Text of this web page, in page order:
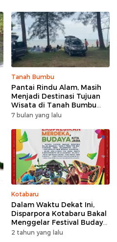
Tanah Bumbu
Pantai Rindu Alam, Masih
Menjadi Destinasi Tujuan
Wisata di Tanah Bumbu
dengan Rindangnya Pohon
7 bulan yang lalu
Kotabaru
Dalam Waktu Dekat Ini,
Disparpora Kotabaru Bakal
Menggelar Festival Budaya
Saijaan 2024
2 tahun yang lalu